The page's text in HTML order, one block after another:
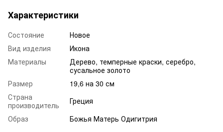
Характеристики
Состояние
Новое
Вид изделия
Икона
Материалы
Дерево, темперные краски, серебро,
сусальное золото
Размер
19,6 на 30 см
Страна
производитель
Греция
Образ
Божья Матерь Одигитрия